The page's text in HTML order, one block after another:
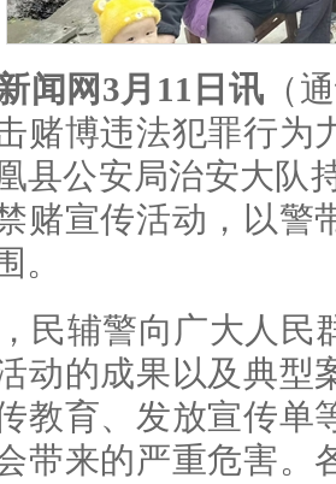
闻网3月11日讯 （
赌博违法犯罪行为
县公安局治安大队
赌宣传活动，以警
。
民辅警向广大人民
动的成果以及典型
教育、发放宣传单
带来的严重危害。